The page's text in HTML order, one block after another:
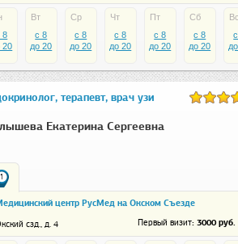
8
20
Вт
c 8
до 20
Ср
c 8
до 20
Чт
c 8
до 20
Пт
c 8
до 20
Сб
c 8
до 20
Вс
терапевт, врач узи
Екатерина Сергеевна
1
центр РусМед на Окском Съезде
сзд., д. 4 Первый визит: 3000 руб.